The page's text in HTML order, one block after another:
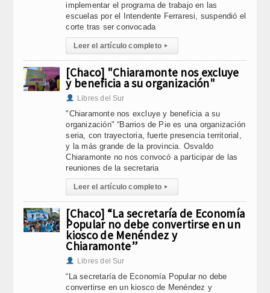
implementar el programa de trabajo en las
escuelas por el Intendente Ferraresi, suspendió el
corte tras ser convocada
Leer el artículo completo ▸
[Chaco] "Chiaramonte nos excluye
y beneficia a su organización"
Libres del Sur
"Chiaramonte nos excluye y beneficia a su
organización" “Barrios de Pie es una organización
seria, con trayectoria, fuerte presencia territorial,
y la más grande de la provincia. Osvaldo
Chiaramonte no nos convocó a participar de las
reuniones de la secretaria
Leer el artículo completo ▸
[Chaco] “La secretaría de Economía
Popular no debe convertirse en un
kiosco de Menéndez y
Chiaramonte”
Libres del Sur
“La secretaría de Economía Popular no debe
convertirse en un kiosco de Menéndez y